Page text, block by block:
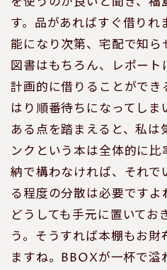
す。品があればすぐ借りれ
能になり次第、宅配で知ら
図書はもちろん、レポー
計画的に借りることができ
はり順番待ちになってし
ある点を踏まえると、私は
ンクという本は全体的に
納で構わなければ、それで
る程度の分散は必要ですよ
どうしても手元に置いてお
う。そうすれば本棚もお
ますね。BBOXが一杯で溢